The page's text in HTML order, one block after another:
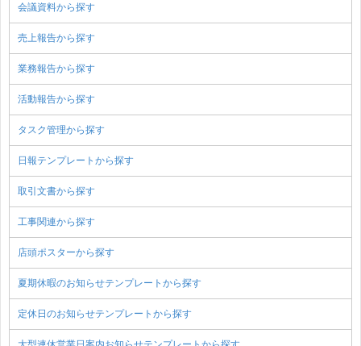
会議資料から探す
売上報告から探す
業務報告から探す
活動報告から探す
タスク管理から探す
日報テンプレートから探す
取引文書から探す
工事関連から探す
店頭ポスターから探す
夏期休暇のお知らせテンプレートから探す
定休日のお知らせテンプレートから探す